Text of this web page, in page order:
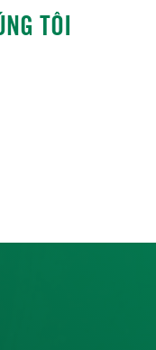
TÔI